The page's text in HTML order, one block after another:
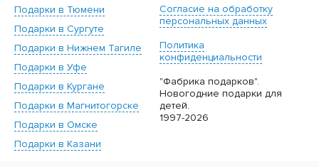
Подарки в Тюмени
Подарки в Сургуте
Подарки в Нижнем Тагиле
Подарки в Уфе
Подарки в Кургане
Подарки в Магнитогорске
Подарки в Омске
Подарки в Казани
Согласие на обработку
персональных данных
Политика
конфиденциальности
"Фабрика подарков".
Новогодние подарки для
детей.
1997-2026